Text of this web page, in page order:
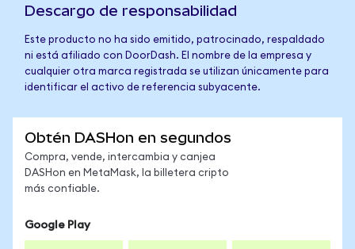
Descargo de responsabilidad
Este producto no ha sido emitido, patrocinado, respaldado
ni está afiliado con DoorDash. El nombre de la empresa y
cualquier otra marca registrada se utilizan únicamente para
identificar el activo de referencia subyacente.
Obtén DASHon en segundos
Compra, vende, intercambia y canjea
DASHon en MetaMask, la billetera cripto
más confiable.
Google Play